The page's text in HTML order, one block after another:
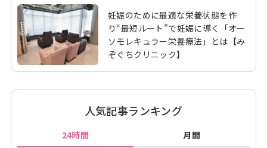
妊娠のために最適な栄養状態を作
り“最短ルート”で妊娠に導く「オー
ソモレキュラー栄養療法」とは【み
ぞぐちクリニック】
人気記事ランキング
24時間 月間